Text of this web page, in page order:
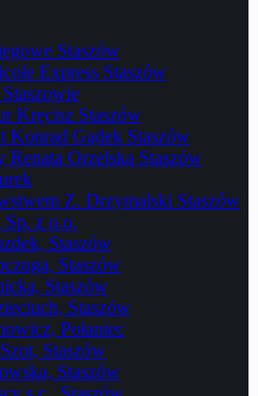
Staszów
Express Staszów
Kręcisz Staszów
Gądek Staszów
Orzelska Staszów
Z. Drzymalski Staszów
z o.o.
Staszów
Staszów
Staszów
Staszów
Połaniec
Staszów
Staszów